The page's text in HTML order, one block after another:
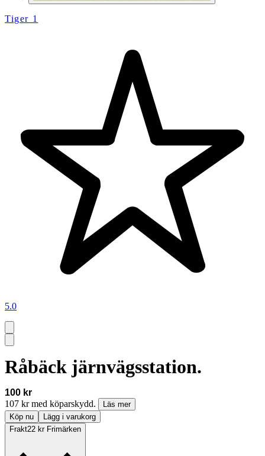
Tiger 1
5.0
Råbäck järnvägsstation.
100 kr
107 kr med köparskydd.
Läs mer
Köp nu
Lägg i varukorg
Frakt22 kr Frimärken